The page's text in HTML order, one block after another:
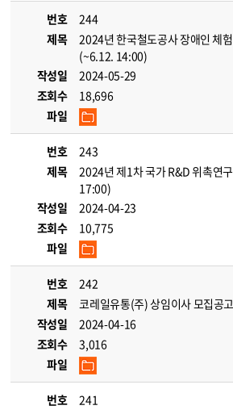
번호
244
제목
2024년 한국철도공사 장애인 체
(~6.12. 14:00)
작성일
2024-05-29
조회수
18,696
파일
번호
243
제목
2024년 제1차 국가 R&D 위촉연
17:00)
작성일
2024-04-23
조회수
10,775
파일
번호
242
제목
코레일유통(주) 상임이사 모집공
작성일
2024-04-16
조회수
3,016
파일
번호
241